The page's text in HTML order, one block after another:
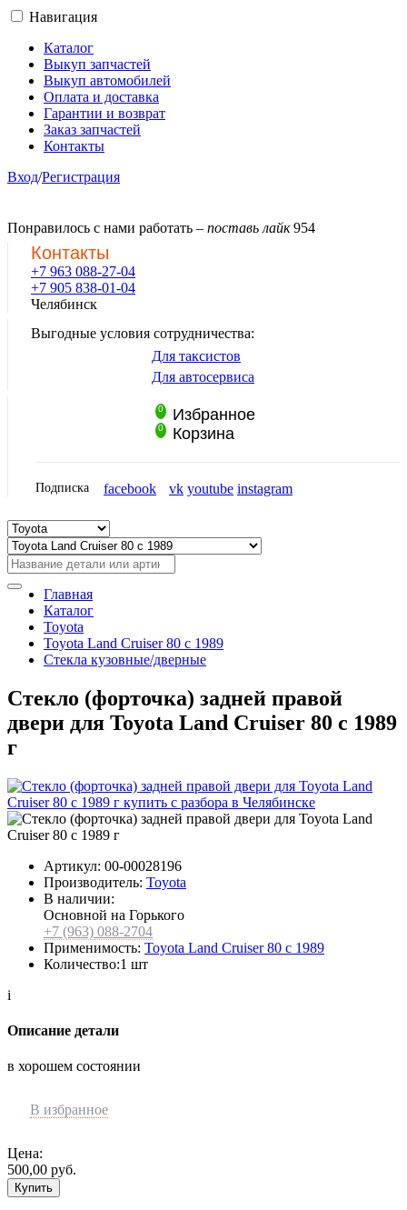
Навигация
Каталог
Выкуп запчастей
Выкуп автомобилей
Оплата и доставка
Гарантии и возврат
Заказ запчастей
Контакты
Вход/Регистрация
Понравилось с нами работать – поставь лайк 954
Контакты
+7 963 088-27-04
+7 905 838-01-04
Челябинск
Выгодные условия сотрудничества:
Для таксистов
Для автосервиса
0 Избранное
0 Корзина
Подписка facebook vk youtube instagram
Главная
Каталог
Toyota
Toyota Land Cruiser 80 с 1989
Стекла кузовные/дверные
Стекло (форточка) задней правой
двери для Toyota Land Cruiser 80 с 1989
г
Артикул: 00-00028196
Производитель: Toyota
В наличии:
Основной на Горького
+7 (963) 088-2704
Применимость: Toyota Land Cruiser 80 с 1989
Количество:1 шт
i
Описание детали
в хорошем состоянии
В избранное
Цена:
500,00 руб.
Купить